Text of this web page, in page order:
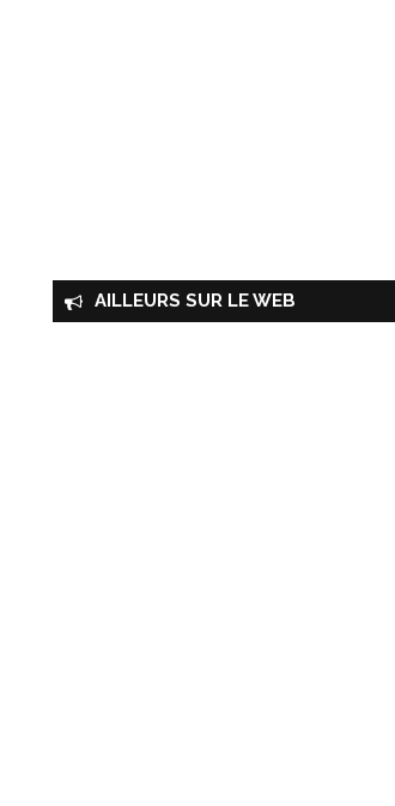
AILLEURS SUR LE WEB